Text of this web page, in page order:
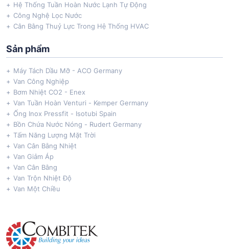
Hệ Thống Tuần Hoàn Nước Lạnh Tự Động
Công Nghệ Lọc Nước
Cân Bằng Thuỷ Lực Trong Hệ Thống HVAC
Sản phẩm
Máy Tách Dầu Mỡ - ACO Germany
Van Công Nghiệp
Bơm Nhiệt CO2 - Enex
Van Tuần Hoàn Venturi - Kemper Germany
Ống Inox Pressfit - Isotubi Spain
Bồn Chứa Nước Nóng - Rudert Germany
Tấm Năng Lượng Mặt Trời
Van Cân Bằng Nhiệt
Van Giảm Áp
Van Cân Bằng
Van Trộn Nhiệt Độ
Van Một Chiều